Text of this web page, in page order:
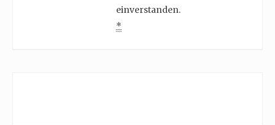
einverstanden.
*